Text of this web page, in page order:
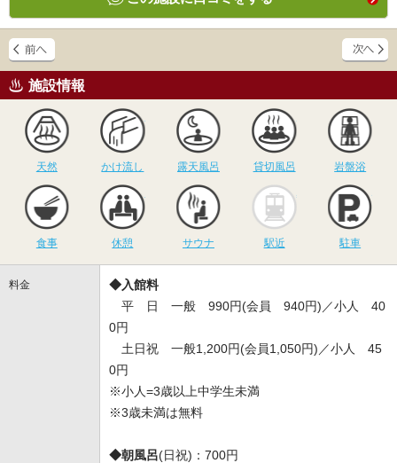
施設情報
天然
かけ流し
かけ流し
露天風呂
露天風呂
貸切風呂
貸切風呂 岩盤浴
食事 休憩
サウナ
サウナ 駅近 駐車
料金
◆入館料
平 日 一般 990円(会員 940円)／小人 40
0円
土日祝 一般1,200円(会員1,050円)／小人 45
0円
※小人=3歳以上中学生未満
※3歳未満は無料
◆朝風呂(日祝)：700円